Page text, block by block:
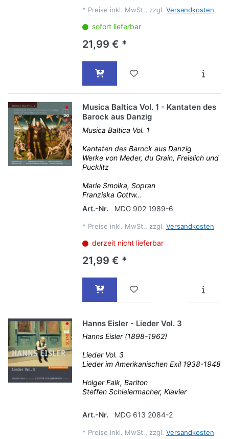
* Preise inkl. MwSt., zzgl. Versandkosten
sofort lieferbar
21,99 € *
Musica Baltica Vol. 1 - Kantaten des
Barock aus Danzig
Musica Baltica Vol. 1
Kantaten des Barock aus Danzig
Werke von Meder, du Grain, Freislich und
Pucklitz
Marie Smolka, Sopran
Franziska Gottw...
Art.-Nr.
MDG 902 1989-6
* Preise inkl. MwSt., zzgl. Versandkosten
derzeit nicht lieferbar
21,99 € *
Hanns Eisler - Lieder Vol. 3
Hanns Eisler (1898-1962)
Lieder Vol. 3
Lieder im Amerikanischen Exil 1938-1948
Holger Falk, Bariton
Steffen Schleiermacher, Klavier
Art.-Nr. MDG 613 2084-2
* Preise inkl. MwSt., zzgl. Versandkosten